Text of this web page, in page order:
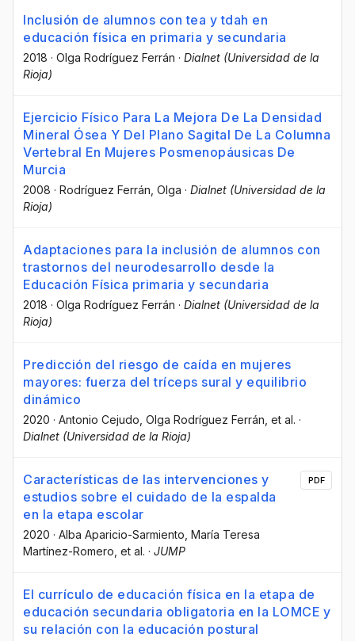
Inclusión de alumnos con tea y tdah en
educación física en primaria y secundaria
2018 · Olga Rodríguez Ferrán · Dialnet (Universidad de la
Rioja)
Ejercicio Físico Para La Mejora De La Densidad
Mineral Ósea Y Del Plano Sagital De La Columna
Vertebral En Mujeres Posmenopáusicas De
Murcia
2008 · Rodríguez Ferrán, Olga · Dialnet (Universidad de la
Rioja)
Adaptaciones para la inclusión de alumnos con
trastornos del neurodesarrollo desde la
Educación Física primaria y secundaria
2018 · Olga Rodríguez Ferrán · Dialnet (Universidad de la
Rioja)
Predicción del riesgo de caída en mujeres
mayores: fuerza del tríceps sural y equilibrio
dinámico
2020 · Antonio Cejudo , Olga Rodríguez Ferrán , et al. ·
Dialnet (Universidad de la Rioja)
Características de las intervenciones y
estudios sobre el cuidado de la espalda
en la etapa escolar
2020 · Alba Aparicio-Sarmiento , María Teresa
Martínez-Romero , et al. · JUMP
PDF
El currículo de educación física en la etapa de
educación secundaria obligatoria en la LOMCE y
su relación con la educación postural